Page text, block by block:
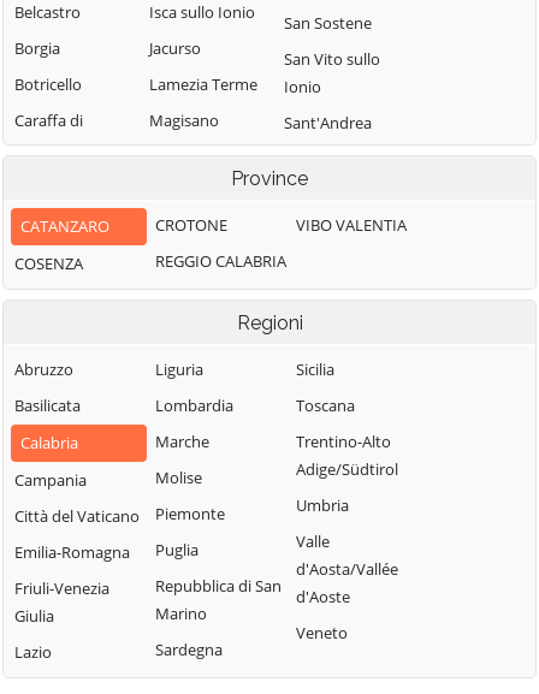
Belcastro
Borgia
Botricello
Caraffa di
Catanzaro
Carlopoli
Catanzaro
Cenadi
Cerva
Chiaravalle
Centrale
Cicala
Curinga
Davoli
Decollatura
Isca sullo Ionio
Jacurso
Lamezia Terme
Magisano
Maida
Marcellinara
Martirano
Martirano
Miglierina
Montauro
Montepaone
Motta Santa
Palermiti
Pentone
Petrizzi
San Sostene
San Vito sullo
Ionio
Sant'Andrea
Apostolo dello
Ionio
Sellia
Settingiano
Simeri Crichi
Sorbo San Basile
Soverato
Soveria Mannelli
Soveria Simeri
Squillace
Province
CATANZARO
COSENZA
CROTONE
REGGIO CALABRIA
VIBO VALENTIA
Regioni
Abruzzo
Basilicata
Calabria
Campania
Città del Vaticano
Emilia-Romagna
Friuli-Venezia
Giulia
Lazio
Liguria
Lombardia
Marche
Molise
Piemonte
Puglia
Repubblica di San
Marino
Sardegna
Sicilia
Toscana
Trentino-Alto
Adige/Südtirol
Umbria
Valle
d'Aosta/Vallée
d'Aoste
Veneto